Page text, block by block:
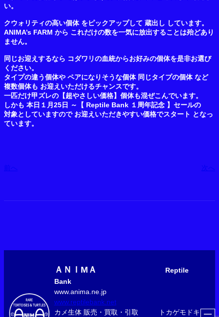
い。
クウォリティの高い個体 をピックアップして 蔵出し しています。
ANIMA’s FARM から これだけの数を一気に放出することは殆どあり
ません。
同じお迎えするなら コダワリの血統からお好みの個体を是非お選び
ください。
タイプの違う個体や ペアになりそうな個体 同じタイプの個体 など
複数個体も お迎えいただけるチャンスです。
一匹だけ甲ズレの【超やさしい価格】個体も混ぜこんでいます。
しかも 本日１月25日 ～【 Reptile Bank １周年記念 】セールの
対象としていますので お迎えいただきやすい価格でスタート となっ
ています。
前へ 次へ
ＡＮＩМＡ
Reptile
Bank
www.anima.ne.jp
www.reptilebank.net
カメ生体 販売・買取・引取 トカゲモドキ